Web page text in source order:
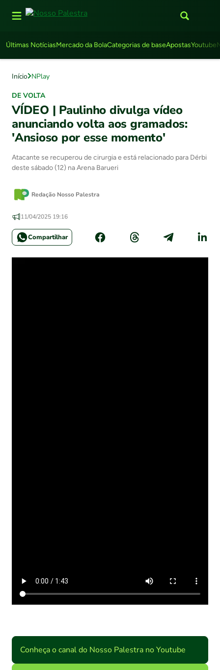
Últimas NotíciasMercado da BolaCategorias de baseApostasYoutube
Início NPlay
DE VOLTA
VÍDEO | Paulinho divulga vídeo
anunciando volta aos gramados:
'Ansioso por esse momento'
Atacante se recuperou de cirurgia e está relacionado para Dérbi
deste sábado (12) na Arena Barueri
Redação Nosso Palestra
11/04/2025 19:16
Compartilhar
Conheça o canal do Nosso Palestra no Youtube